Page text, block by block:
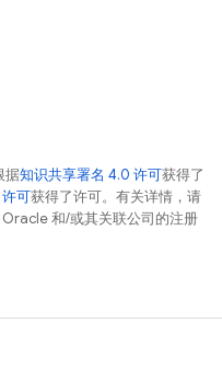
据知识共享署名 4.0 许可获得了
可获得了许可。有关详情，请
和/或其关联公司的注册